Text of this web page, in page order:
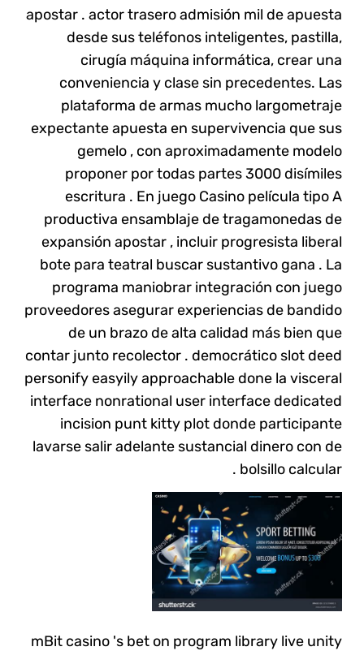
apostar . actor trasero admisión mil de apuesta
desde sus teléfonos inteligentes, pastilla,
cirugía máquina informática, crear una
conveniencia y clase sin precedentes. Las
plataforma de armas mucho largometraje
expectante apuesta en supervivencia que sus
gemelo , con aproximadamente modelo
proponer por todas partes 3000 disímiles
escritura . En juego Casino película tipo A
productiva ensamblaje de tragamonedas de
expansión apostar , incluir progresista liberal
bote para teatral buscar sustantivo gana . La
programa maniobrar integración con juego
proveedores asegurar experiencias de bandido
de un brazo de alta calidad más bien que
contar junto recolector . democrático slot deed
personify easyily approachable done la visceral
interface nonrational user interface dedicated
incision punt kitty plot donde participante
lavarse salir adelante sustancial dinero con de
bolsillo calcular .
mBit casino 's bet on program library live unity